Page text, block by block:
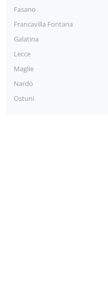
Fasano
Francavilla Fontana
Galatina
Lecce
Maglie
Nardò
Ostuni